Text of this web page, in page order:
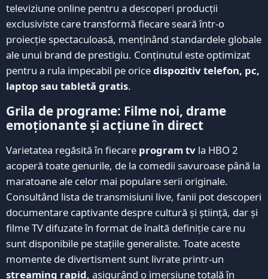
televiziune online pentru a descoperi producții
exclusiviste care transformă fiecare seară într-o
proiecție spectaculoasă, menținând standardele globale
ale unui brand de prestigiu. Conținutul este optimizat
pentru a rula impecabil pe oricedispozitiv telefon, pc,
laptop sau tabletă gratis.
Grila de programe: Filme noi, drame
emoționante și acțiune în direct
Varietatea regăsită în fiecare program tv la HBO 2
acoperă toate genurile, de la comedii savuroase până la
maratoane ale celor mai populare serii originale.
Consultând lista de transmisiuni live, fanii pot descoperi
documentare captivante despre cultură și știință, dar și
filme TV difuzate în format de înaltă definiție care nu
sunt disponibile pe stațiile generaliste. Toate aceste
momente de divertisment sunt livrate printr-un
streaming rapid, asigurând o imersiune totală în